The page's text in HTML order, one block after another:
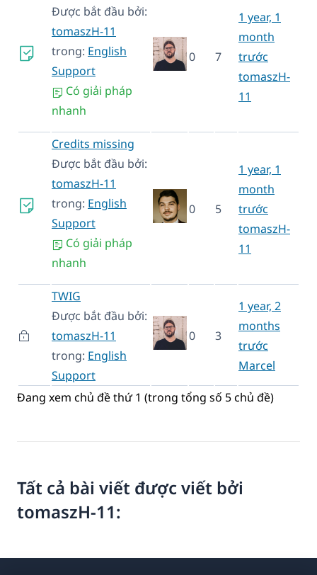
Được bắt đầu bởi:
tomaszH-11
trong: English
Support
Có giải pháp
nhanh
0 7
1 year, 1
month
trước
tomaszH-
11
Credits missing
Được bắt đầu bởi:
tomaszH-11
trong: English
Support
Có giải pháp
nhanh
0 5
1 year, 1
month
trước
tomaszH-
11
TWIG
Được bắt đầu bởi:
tomaszH-11
trong: English
Support
0 3
1 year, 2
months
trước
Marcel
Đang xem chủ đề thứ 1 (trong tổng số 5 chủ đề)
Tất cả bài viết được viết bởi
tomaszH-11: